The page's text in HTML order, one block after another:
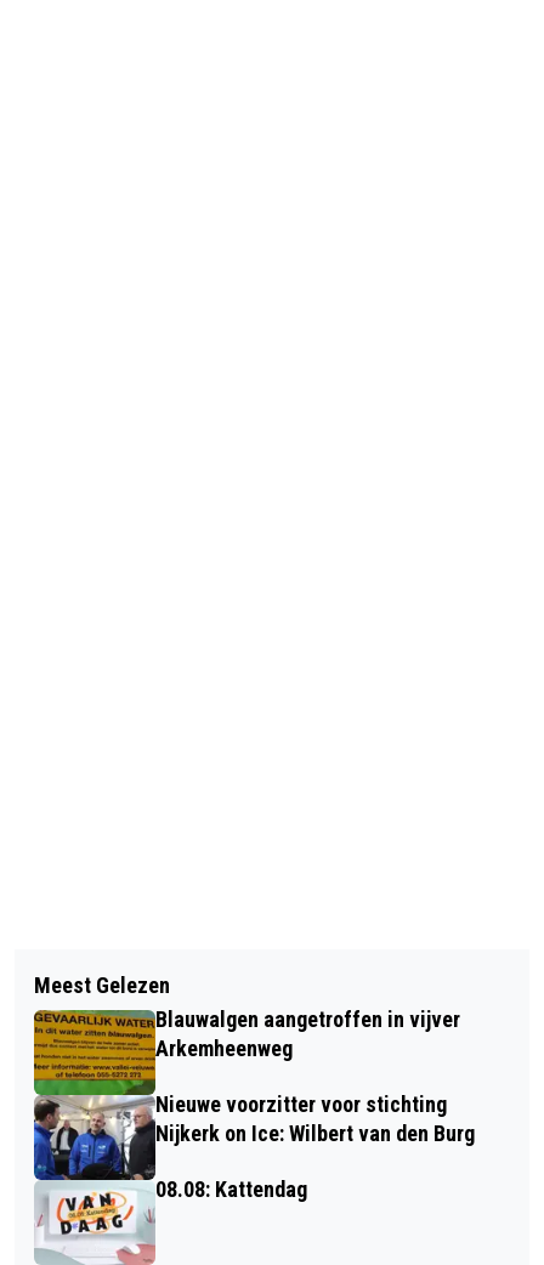
ALPE D'HUZES: DE BEZINNINGSAVOND
ALPE D'HUZES: 20E EDITIE GOED
VOOR RECORDOPBRENGST
Meest Gelezen
Blauwalgen aangetroffen in vijver
Arkemheenweg
Nieuwe voorzitter voor stichting
Nijkerk on Ice: Wilbert van den Burg
08.08: Kattendag